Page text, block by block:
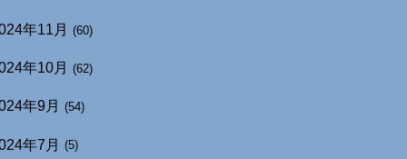
年11月 (60)
年10月 (62)
年9月 (54)
年7月 (5)